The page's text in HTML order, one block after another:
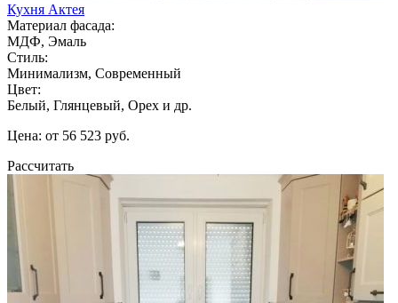
Кухня Актея
Материал фасада:
МДФ, Эмаль
Стиль:
Минимализм, Современный
Цвет:
Белый, Глянцевый, Орех и др.
Цена: от 56 523 руб.
Рассчитать